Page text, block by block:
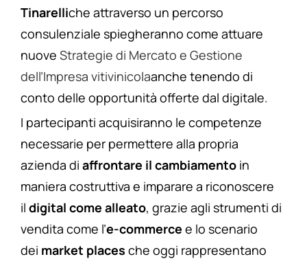
Tinarelliche attraverso un percorso
consulenziale spiegheranno come attuare
nuove Strategie di Mercato e Gestione
dell’Impresa vitivinicolaanche tenendo di
conto delle opportunità offerte dal digitale.
I partecipanti acquisiranno le competenze
necessarie per permettere alla propria
azienda di affrontare il cambiamento in
maniera costruttiva e imparare a riconoscere
il digital come alleato, grazie agli strumenti di
vendita come l’e-commerce e lo scenario
dei market places che oggi rappresentano